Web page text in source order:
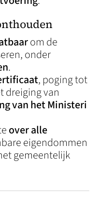
om de
onder
.
, poging tot
dreiging van
van het Ministeri
over alle
eigendommen
gemeentelijk